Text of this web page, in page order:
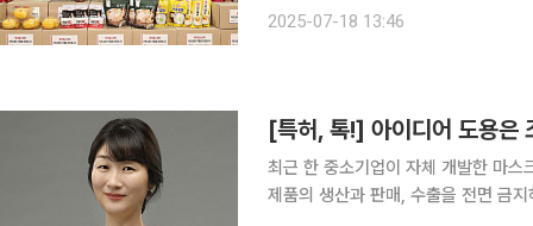
구청 별관 내 ‘희망수라간’에서 진행
2025-07-18 13:46
[특허, 톡!] 아이디어 도용은
최근 한 중소기업이 자체 개발한 마
제품의 생산과 판매, 수출을 전면 금지하라는 법원의